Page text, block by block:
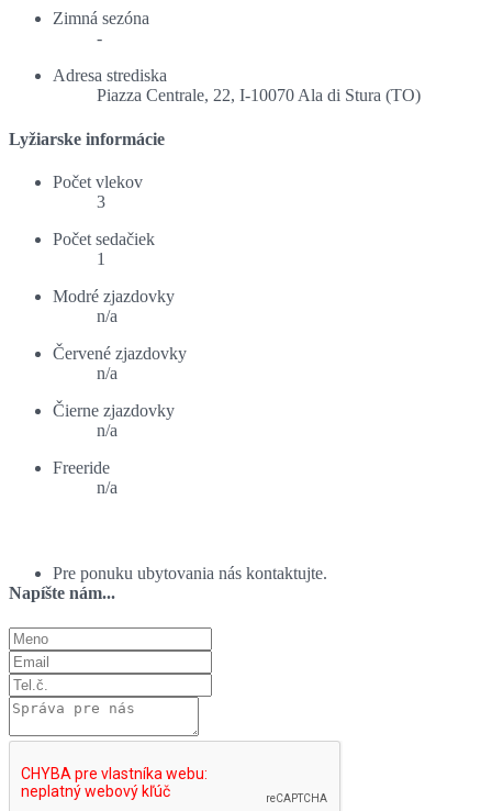
Zimná sezóna
-
Adresa strediska
Piazza Centrale, 22, I-10070 Ala di Stura (TO)
Lyžiarske informácie
Počet vlekov
3
Počet sedačiek
1
Modré zjazdovky
n/a
Červené zjazdovky
n/a
Čierne zjazdovky
n/a
Freeride
n/a
Pre ponuku ubytovania nás kontaktujte.
Napíšte nám...